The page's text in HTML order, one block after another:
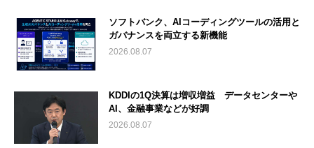
ソフトバンク、AIコーディングツールの活用と
ガバナンスを両立する新機能
2026.08.07
KDDIの1Q決算は増収増益 データセンターや
AI、金融事業などが好調
2026.08.07